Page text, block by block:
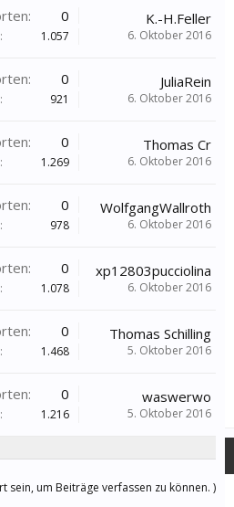
0
1.057
K.-H.Feller
6. Oktober 2016
0
921
JuliaRein
6. Oktober 2016
0
1.269
Thomas Cr
6. Oktober 2016
0
978
WolfgangWallroth
6. Oktober 2016
0
1.078
xp12803pucciolina
6. Oktober 2016
0
1.468
Thomas Schilling
5. Oktober 2016
0
1.216
waswerwo
5. Oktober 2016
um Beiträge verfassen zu können. )